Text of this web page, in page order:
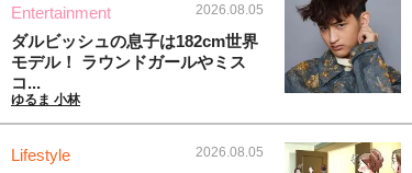
Entertainment 2026.08.05
ダルビッシュの息子は182cm世界
モデル！ ラウンドガールやミス
コ...
ゆるま 小林
Lifestyle 2026.08.05